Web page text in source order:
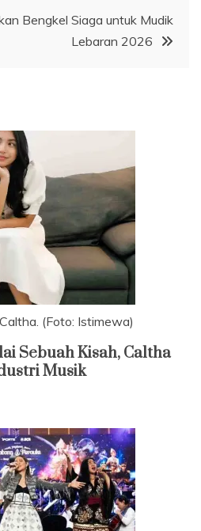
Bengkel Siaga untuk Mudik
Lebaran 2026
(Foto: Istimewa)
Sebuah Kisah, Caltha
Musik